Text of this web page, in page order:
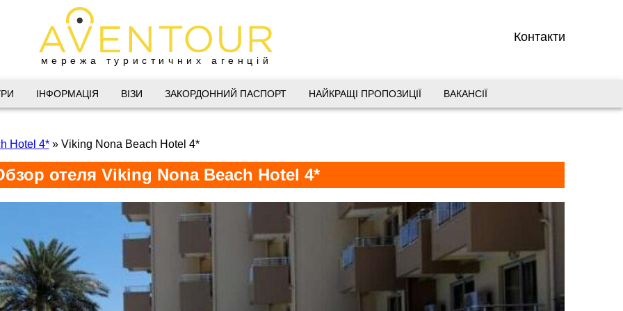
мережа туристичних агенцій
Контакти
180-32-43,
180-32-43,
180-32-43,
01 80
- 15:00
Дніпро
+38 (099) 180-32-43,
0800 33 01 80
dp_city@aventour.ua
Пн. - Пт. 9:00 - 18:00
Сб 10:00 - 15:00
ІНФОРМАЦІЯ ВІЗИ ЗАКОРДОННИЙ ПАСПОРТ НАЙКРАЩІ ПРОПОЗИЦІЇ ВАКАНСІЇ
Hotel 4*» Viking Nona Beach Hotel 4*
отеля Viking Nona Beach Hotel 4*